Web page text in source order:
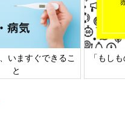
いますぐできるこ
と
「もし